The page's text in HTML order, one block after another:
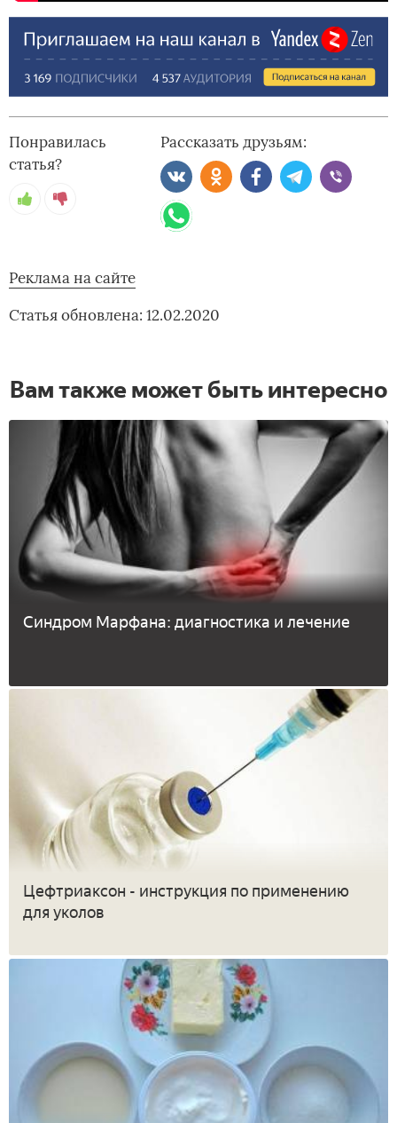
Понравилась
статья?
Рассказать друзьям:
Реклама на сайте
Статья обновлена: 12.02.2020
Вам также может быть интересно
Синдром Марфана: диагностика и лечение
Цефтриаксон - инструкция по применению
для уколов